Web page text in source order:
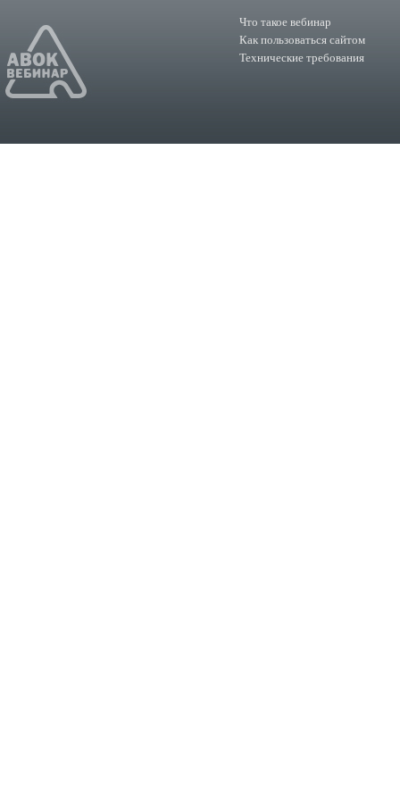
Что такое вебинар
Как пользоваться сайтом
Технические требования